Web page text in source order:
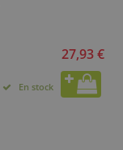
27,93 €
En stock